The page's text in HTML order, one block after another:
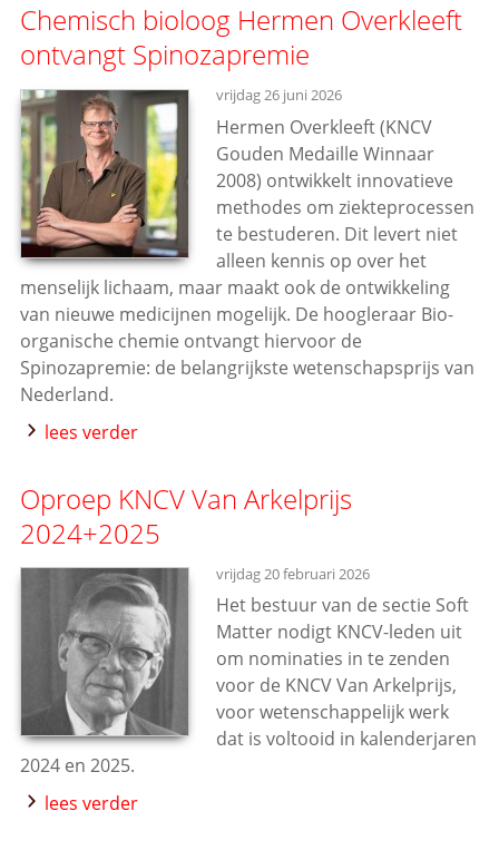
Chemisch bioloog Hermen Overkleeft
ontvangt Spinozapremie
vrijdag 26 juni 2026
Hermen Overkleeft (KNCV
Gouden Medaille Winnaar
2008) ontwikkelt innovatieve
methodes om ziekteprocessen
te bestuderen. Dit levert niet
alleen kennis op over het
menselijk lichaam, maar maakt ook de ontwikkeling
van nieuwe medicijnen mogelijk. De hoogleraar Bio-
organische chemie ontvangt hiervoor de
Spinozapremie: de belangrijkste wetenschapsprijs van
Nederland.
lees verder
Oproep KNCV Van Arkelprijs
2024+2025
vrijdag 20 februari 2026
Het bestuur van de sectie Soft
Matter nodigt KNCV-leden uit
om nominaties in te zenden
voor de KNCV Van Arkelprijs,
voor wetenschappelijk werk
dat is voltooid in kalenderjaren
2024 en 2025.
lees verder